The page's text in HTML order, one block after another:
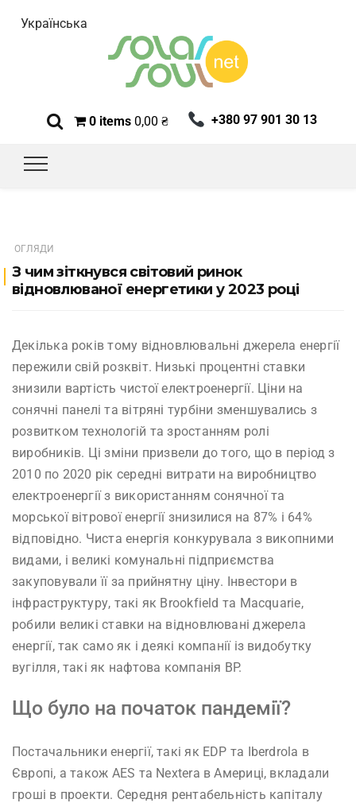
Українська
0 items 0,00 ₴ +380 97 901 30 13
ОГЛЯДИ
З чим зіткнувся світовий ринок
відновлюваної енергетики у 2023 році
Декілька років тому відновлювальні джерела енергії
пережили свій розквіт. Низькі процентні ставки
знизили вартість чистої електроенергії. Ціни на
сонячні панелі та вітряні турбіни зменшувались з
розвитком технологій та зростанням ролі
виробників. Ці зміни призвели до того, що в період з
2010 по 2020 рік середні витрати на виробництво
електроенергії з використанням сонячної та
морської вітрової енергії знизилися на 87% і 64%
відповідно. Чиста енергія конкурувала з викопними
видами, і великі комунальні підприємства
закуповували її за прийнятну ціну. Інвестори в
інфраструктуру, такі як Brookfield та Macquarie,
робили великі ставки на відновлювані джерела
енергії, так само як і деякі компанії із видобутку
вугілля, такі як нафтова компанія BP.
Що було на початок пандемії?
Постачальники енергії, такі як EDP та Iberdrola в
Європі, а також AES та Nextera в Америці, вкладали
гроші в проекти. Середня рентабельність капіталу